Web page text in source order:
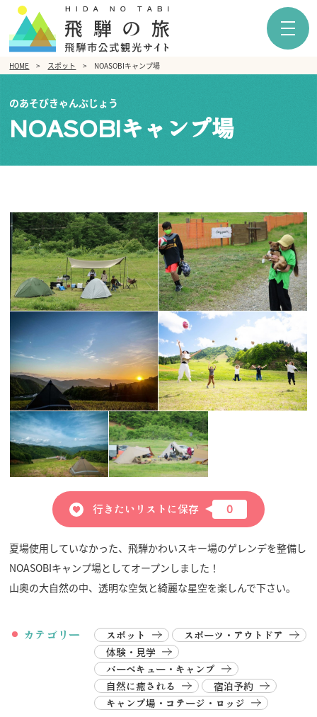
HOME スポット NOASOBIキャンプ場
のあそびきゃんぷじょう
NOASOBIキャンプ場
夏場使用していなかった、飛騨かわいスキー場のゲレンデを整備し
NOASOBIキャンプ場としてオープンしました！
山奥の大自然の中、透明な空気と綺麗な星空を楽しんで下さい。
行きたいリストに保存 0
カテゴリー スポット
スポーツ・アウトドア
体験・見学
バーベキュー・キャンプ
自然に癒される
宿泊予約
キャンプ場・コテージ・ロッジ